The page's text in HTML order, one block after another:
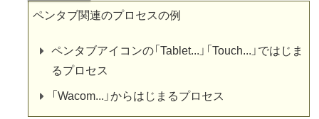
ペンタブ関連のプロセスの例
ペンタブアイコンの「Tablet...」「Touch...」ではじま
るプロセス
「Wacom...」からはじまるプロセス